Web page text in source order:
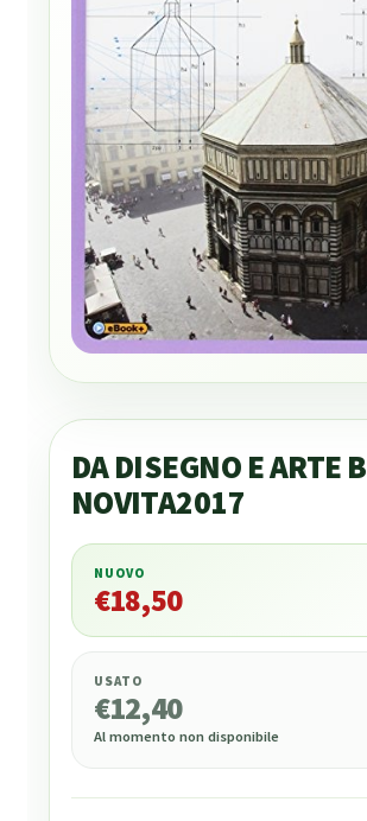
DA DISEGNO E ARTE B
NOVITA2017
18,50
NUOVO
€18,50
USATO
€12,40
Al momento non disponibile